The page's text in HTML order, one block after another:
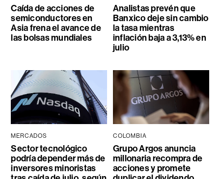
Caída de acciones de
semiconductores en
Asia frena el avance de
las bolsas mundiales
Analistas prevén que
Banxico deje sin cambio
la tasa mientras
inflación baja a 3,13% en
julio
MERCADOS
Sector tecnológico
podría depender más de
inversores minoristas
COLOMBIA
Grupo Argos anuncia
millonaria recompra de
acciones y promete